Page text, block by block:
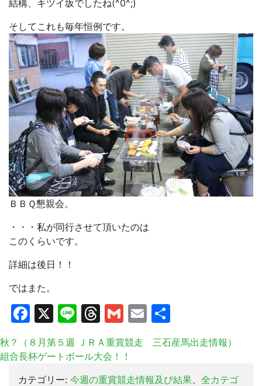
結構、キツイ坂でしたね(^0^;)
そしてこれも毎年恒例です。
ＢＢＱ懇親会。
・・・私が同行させて頂いたのは
このくらいです。
詳細は後日！！
ではまた。
Facebook
X LineThreads
Gmail
Email
有
秋？（８月第５週 ＪＲＡ重賞競走 三石産馬出走情報）
組合長杯ゲートボール大会！！
カテゴリー: 今週の重賞競走情報及び結果
全カテゴ